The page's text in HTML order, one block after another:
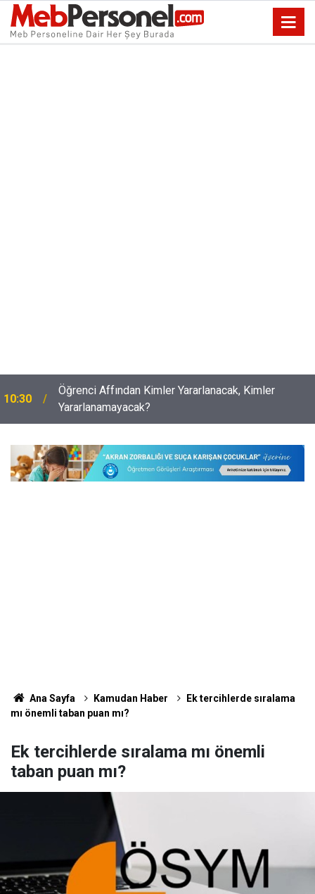
10:01
İlköğretimde Adrese Bakılmaksızın Nakil Başvurusu
Yapılabilecek Durumlar Netleşti
Ana Sayfa Kamudan Haber
Ek tercihlerde sıralama
mı önemli taban puan mı?
Ek tercihlerde sıralama mı önemli
taban puan mı?